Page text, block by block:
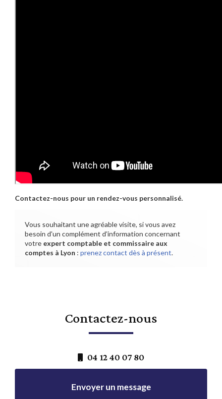
Contactez-nous pour un rendez-vous personnalisé.
Vous souhaitant une agréable visite, si vous avez
besoin d'un complément d'information concernant
votre expert comptable et commissaire aux
comptes à Lyon : prenez contact dès à présent.
Contactez-nous
04 12 40 07 80
Envoyer un message